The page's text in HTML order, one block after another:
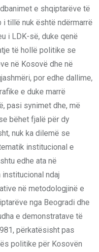
e shqiptarëve të
i tillë nuk është ndërmarrë
i LDK-së, duke qenë
të hollë politike se
në Kosovë dhe në
por edhe dallime,
e duke marrë
pasi synimet dhe, më
bëhet fjalë për dy
nuk ka dilemë se
institucional e
edhe ata në
ndaj
në metodologjinë e
nga Beogradi dhe
e demonstratave të
përkatësisht pas
politike për Kosovën